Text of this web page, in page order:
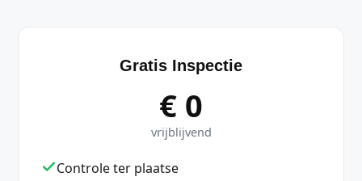
Gratis Inspectie
€ 0
vrijblijvend
Controle ter plaatse